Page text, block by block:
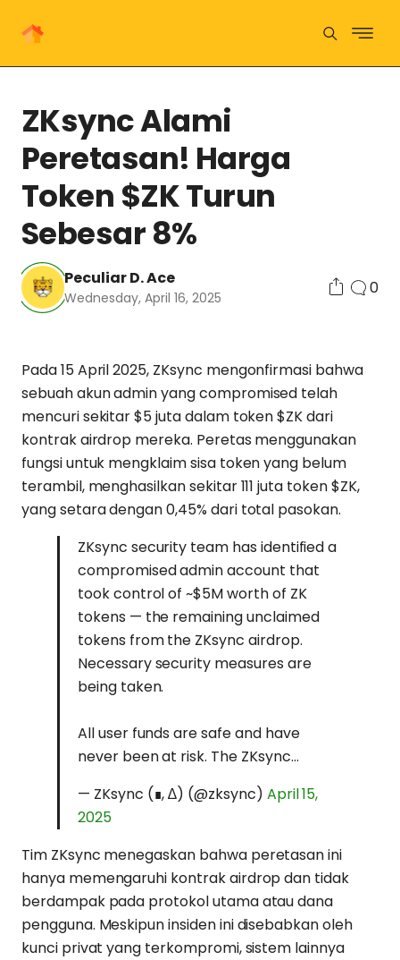
ZKsync Alami
Peretasan! Harga
Token $ZK Turun
Sebesar 8%
Peculiar D. Ace
Wednesday, April 16, 2025
0
Pada 15 April 2025, ZKsync mengonfirmasi bahwa
sebuah akun admin yang compromised telah
mencuri sekitar $5 juta dalam token $ZK dari
kontrak airdrop mereka. Peretas menggunakan
fungsi untuk mengklaim sisa token yang belum
terambil, menghasilkan sekitar 111 juta token $ZK,
yang setara dengan 0,45% dari total pasokan.
ZKsync security team has identified a
compromised admin account that
took control of ~$5M worth of ZK
tokens — the remaining unclaimed
tokens from the ZKsync airdrop.
Necessary security measures are
being taken.
All user funds are safe and have
never been at risk. The ZKsync…
— ZKsync (∎, ∆) (@zksync) April 15,
2025
Tim ZKsync menegaskan bahwa peretasan ini
hanya memengaruhi kontrak airdrop dan tidak
berdampak pada protokol utama atau dana
pengguna. Meskipun insiden ini disebabkan oleh
kunci privat yang terkompromi, sistem lainnya